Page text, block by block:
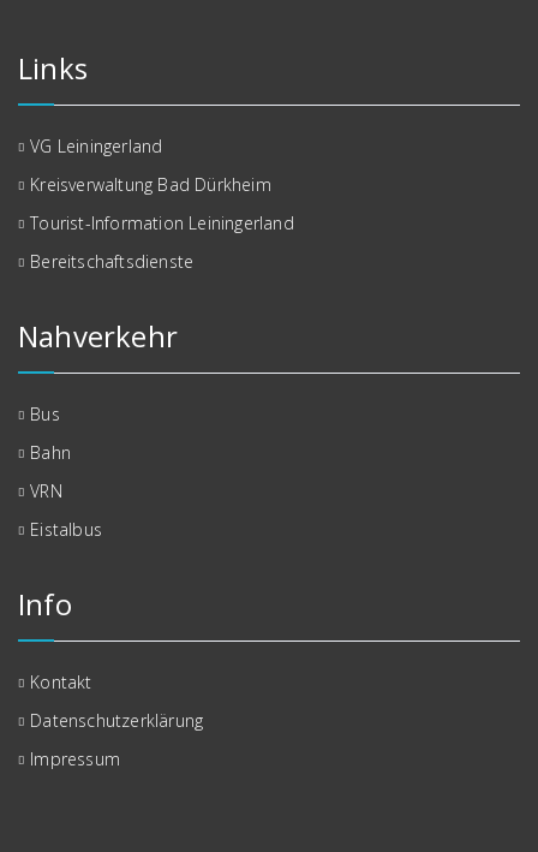
Links
VG Leiningerland
Kreisverwaltung Bad Dürkheim
Tourist-Information Leiningerland
Bereitschaftsdienste
Nahverkehr
Bus
Bahn
VRN
Eistalbus
Info
Kontakt
Datenschutzerklärung
Impressum